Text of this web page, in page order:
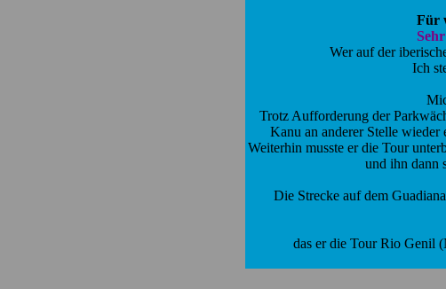
Für
Wer auf der
Ich
Trotz Aufforderung der
Kanu an anderer Stelle wieder
Weiterhin musste er die Tour
und ihn dann
Die Strecke auf dem
das er die Tour Rio Genil